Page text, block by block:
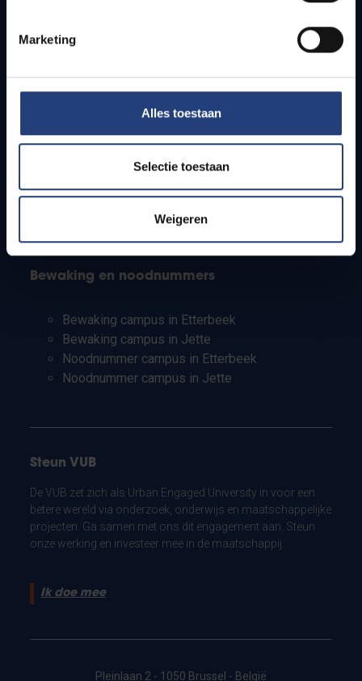
Marketing
Alles toestaan
Selectie toestaan
Weigeren
Studenten
PhD-studenten
Leerkrachten en secundaire scholen
Bewaking en noodnummers
Bewaking campus in Etterbeek
Bewaking campus in Jette
Noodnummer campus in Etterbeek
Noodnummer campus in Jette
Steun VUB
De VUB zet zich als Urban Engaged University in voor een
betere wereld via onderzoek, onderwijs en maatschappelijke
projecten. Ga samen met ons dit engagement aan. Steun
onze werking en investeer mee in de maatschappij.
Ik doe mee
Pleinlaan 2 - 1050 Brussel - België